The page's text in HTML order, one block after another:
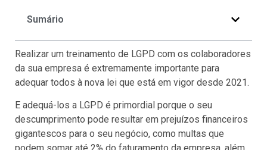
Sumário
Realizar um treinamento de LGPD com os colaboradores
da sua empresa é extremamente importante para
adequar todos à nova lei que está em vigor desde 2021.
E adequá-los a LGPD é primordial porque o seu
descumprimento pode resultar em prejuízos financeiros
gigantescos para o seu negócio, como multas que